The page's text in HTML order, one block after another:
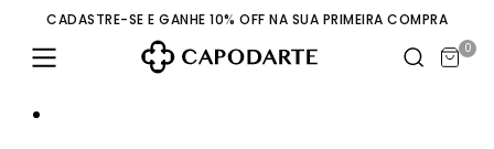
CADASTRE-SE E GANHE 10% OFF NA SUA PRIMEIRA COMPRA
0